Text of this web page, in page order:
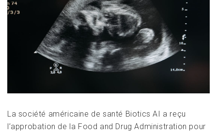
La société américaine de santé Biotics AI a reçu
l’approbation de la Food and Drug Administration pour